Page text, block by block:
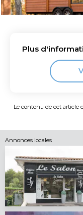
Plus
Le contenu de cet article
Annonces locales